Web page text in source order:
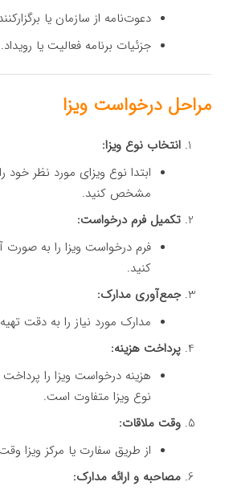
دعوت‌نامه از سازمان یا
جزئیات برنامه فعالیت یا رویداد.
مراحل درخواست ویزا
انتخاب نوع ویزا:
ابتدا نوع ویزای مورد نظر
مشخص کنید.
تکمیل فرم درخواست:
فرم درخواست ویزا را به صورت
کنید.
جمع‌آوری مدارک:
مدارک مورد نیاز را به دقت
پرداخت هزینه:
هزینه درخواست ویزا را
نوع ویزا متفاوت است.
وقت ملاقات:
از طریق سفارت یا مرکز ویزا
مصاحبه و ارائه مدارک: